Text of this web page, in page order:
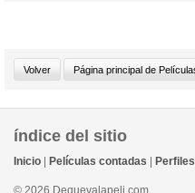
índice del sitio
Inicio Películas contadas Perfiles
© 2026 Dequevalapeli.com